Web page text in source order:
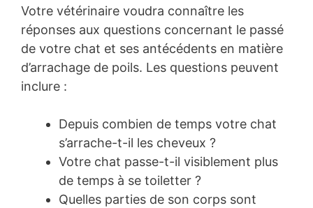
Votre vétérinaire voudra connaître les
réponses aux questions concernant le passé
de votre chat et ses antécédents en matière
d’arrachage de poils. Les questions peuvent
inclure :
Depuis combien de temps votre chat
s’arrache-t-il les cheveux ?
Votre chat passe-t-il visiblement plus
de temps à se toiletter ?
Quelles parties de son corps sont